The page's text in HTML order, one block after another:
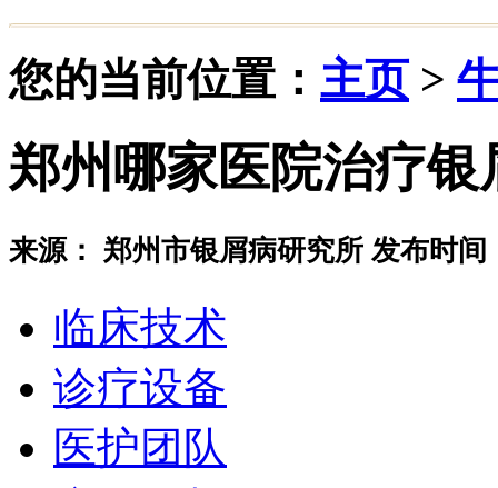
您的当前位置： 主页>
郑州哪家医院治疗银
来源： 郑州市银屑病研究所 发布时间
临床技术
诊疗设备
医护团队